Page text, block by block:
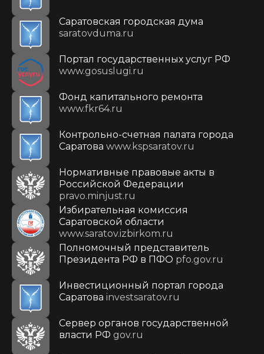
Саратовская городская дума
saratovduma.ru
Портал государственных услуг РФ
www.gosuslugi.ru
Фонд капитального ремонта
www.fkr64.ru
Контрольно-счетная палата города
Саратова www.kspsaratov.ru
Нормативные правовые акты в
Российской Федерации
pravo.minjust.ru
Избирательная комиссия
Саратовской области
www.saratov.izbirkom.ru
Полномочный представитель
Президента РФ в ПФО pfo.gov.ru
Инвестиционный портал города
Саратова investsaratov.ru
Сервер органов государственной
власти РФ gov.ru